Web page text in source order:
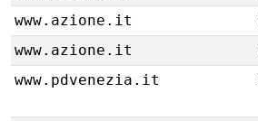
www.azione.it
www.azione.it
www.pdvenezia.it